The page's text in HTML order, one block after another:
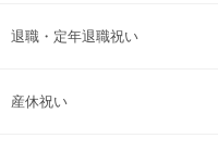
退職・定年退職祝い
産休祝い